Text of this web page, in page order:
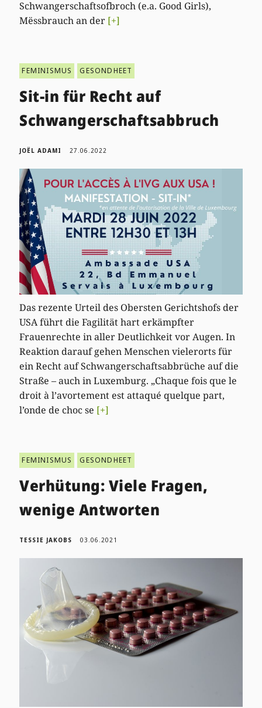
Schwangerschaftsofbroch (e.a. Good Girls),
Mëssbrauch an der [+]
FEMINISMUS GESONDHEET
Sit-in für Recht auf
Schwangerschaftsabbruch
JOËL ADAMI 27.06.2022
Das rezente Urteil des Obersten Gerichtshofs der
USA führt die Fagilität hart erkämpfter
Frauenrechte in aller Deutlichkeit vor Augen. In
Reaktion darauf gehen Menschen vielerorts für
ein Recht auf Schwangerschaftsabbrüche auf die
Straße – auch in Luxemburg. „Chaque fois que le
droit à l’avortement est attaqué quelque part,
l’onde de choc se [+]
FEMINISMUS GESONDHEET
Verhütung: Viele Fragen,
wenige Antworten
TESSIE JAKOBS 03.06.2021